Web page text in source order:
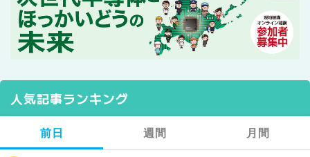
人気記事ランキング
前日 週間 月間